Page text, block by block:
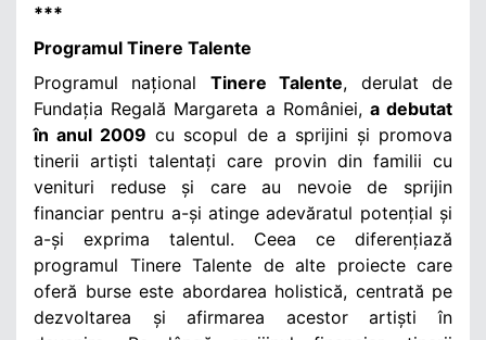
***
Programul Tinere Talente
Programul național Tinere Talente, derulat de
Fundația Regală Margareta a României, a debutat
în anul 2009 cu scopul de a sprijini și promova
tinerii artiști talentați care provin din familii cu
venituri reduse și care au nevoie de sprijin
financiar pentru a-și atinge adevăratul potențial și
a-și exprima talentul.
Ceea ce diferențiază
programul Tinere Talente de alte proiecte care
oferă burse este abordarea holistică, centrată pe
dezvoltarea și afirmarea acestor artiști în